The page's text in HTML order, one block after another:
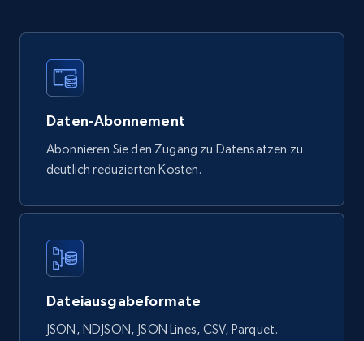
Google Shopping products search US
URL, Product id, Title, Final price, Initial price,
eCommerce
Wayfair products
URL, Product id, Title, Rating, Reviews count,
Initial price, Discount, Final price, and more.
Daten-Abonnement
Abonnieren Sie den Zugang zu Datensätzen zu
deutlich reduzierten Kosten.
Dateiausgabeformate
JSON, NDJSON, JSON Lines, CSV, Parquet.